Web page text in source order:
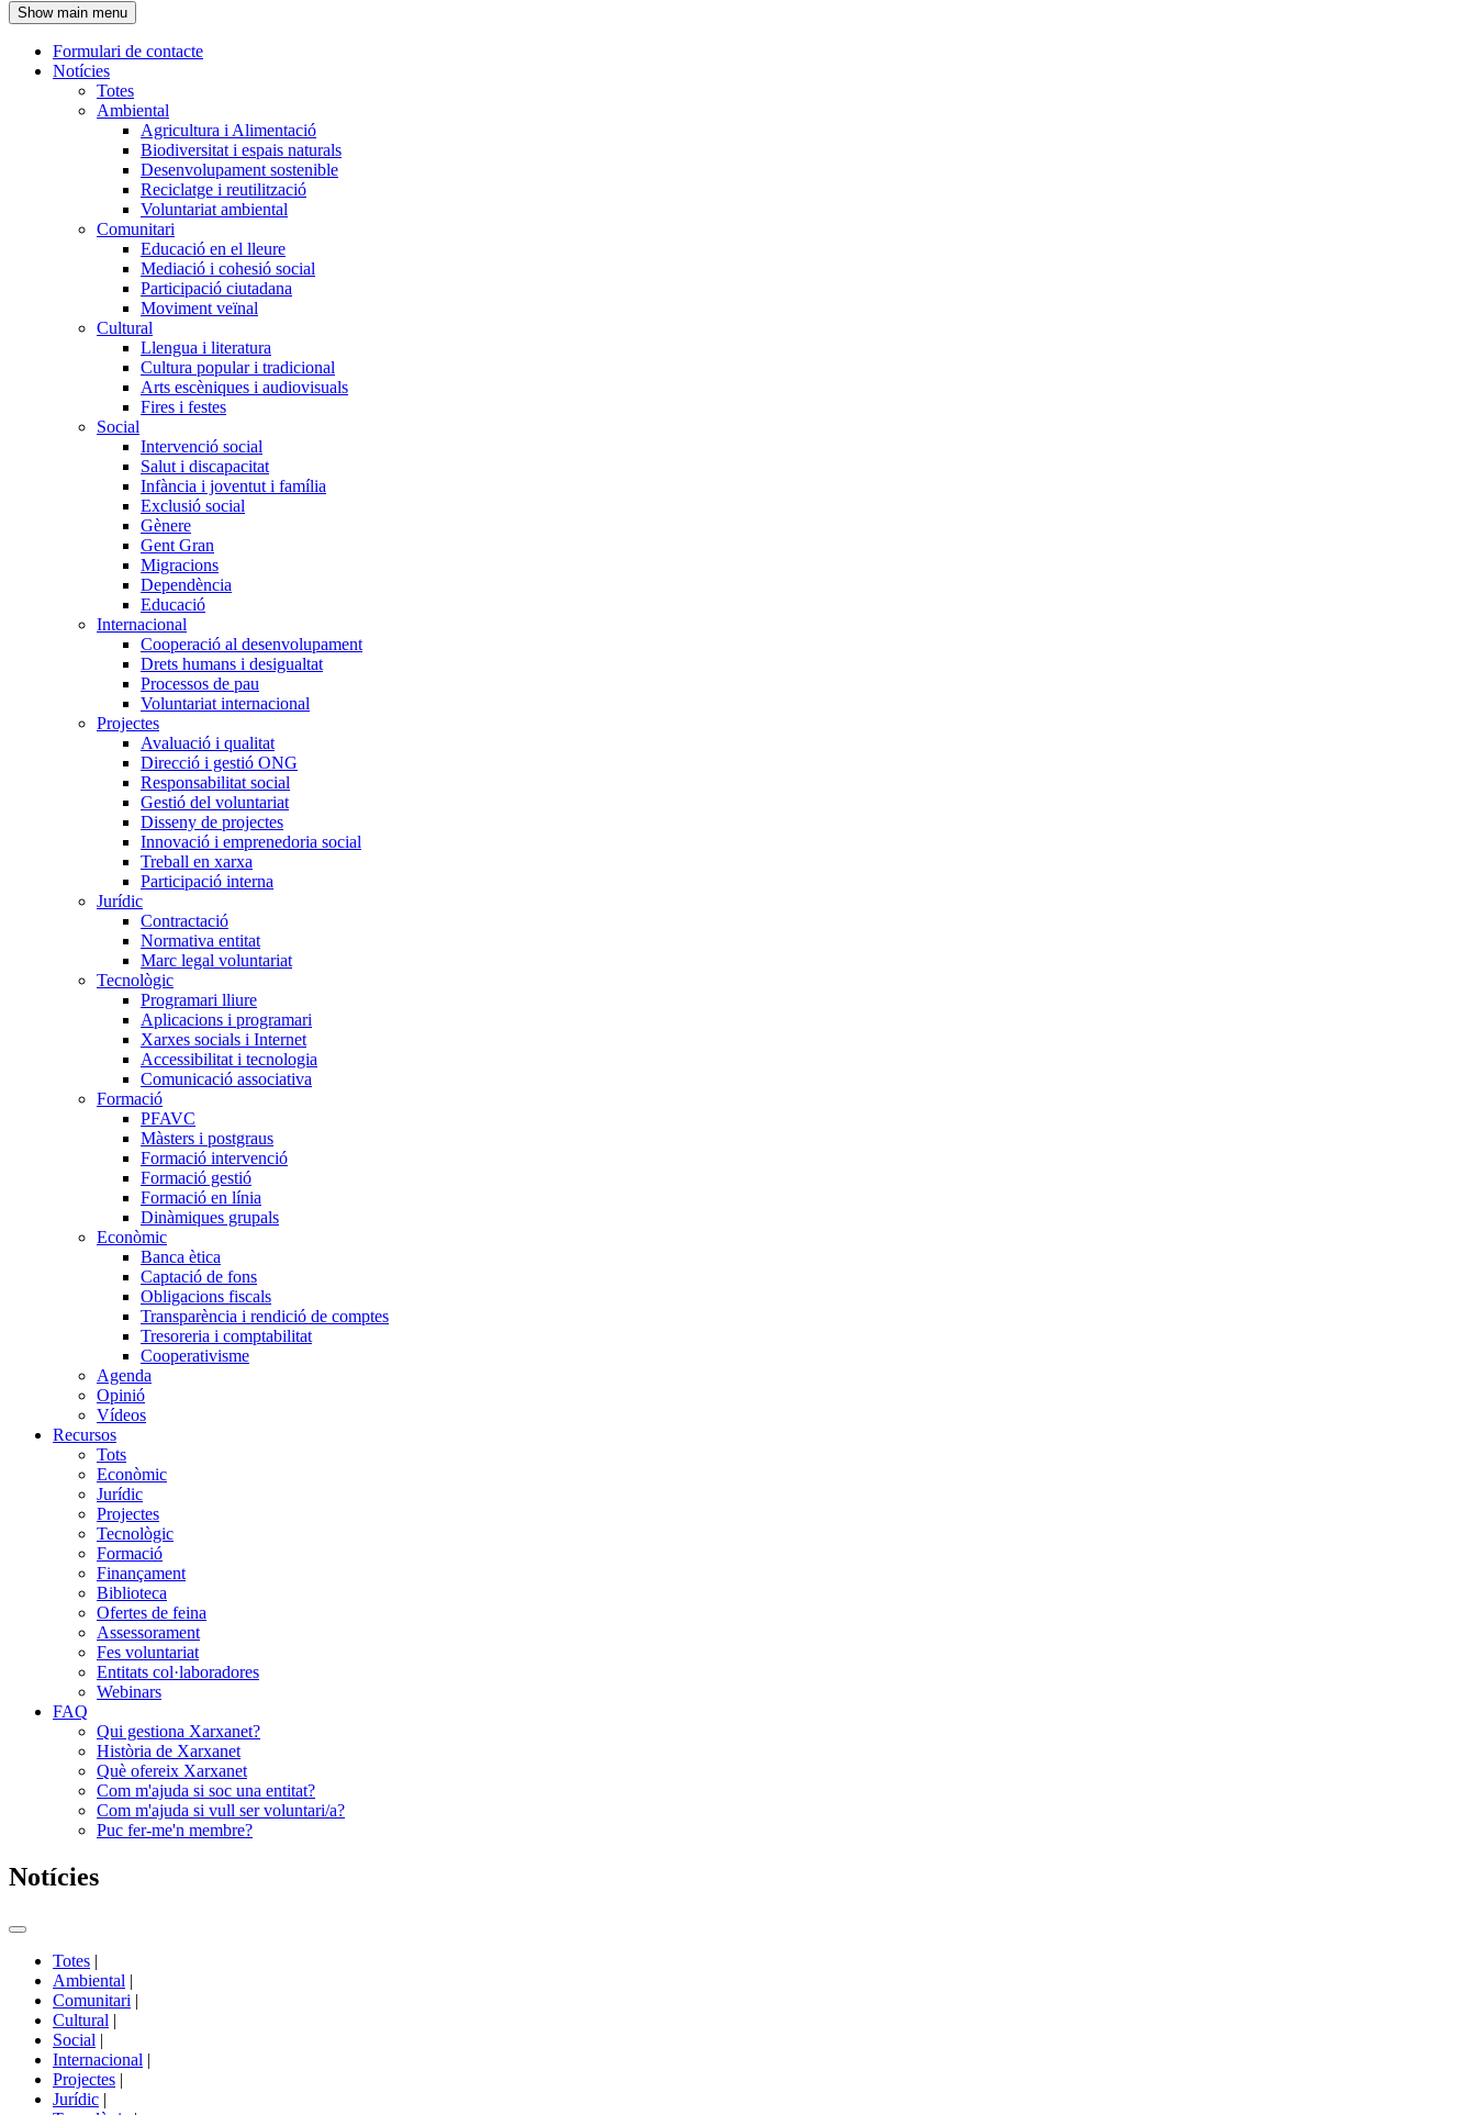
l'encapçalament
Show main menu
Navegació
principal
Formulari de contacte
Notícies
Totes
Ambiental
Agricultura i Alimentació
Biodiversitat i espais naturals
Desenvolupament sostenible
Reciclatge i reutilització
Voluntariat ambiental
Comunitari
Educació en el lleure
Mediació i cohesió social
Participació ciutadana
Moviment veïnal
Cultural
Llengua i literatura
Cultura popular i tradicional
Arts escèniques i audiovisuals
Fires i festes
Social
Intervenció social
Salut i discapacitat
Infància i joventut i família
Exclusió social
Gènere
Gent Gran
Migracions
Dependència
Educació
Internacional
Cooperació al desenvolupament
Drets humans i desigualtat
Processos de pau
Voluntariat internacional
Projectes
Avaluació i qualitat
Direcció i gestió ONG
Responsabilitat social
Gestió del voluntariat
Disseny de projectes
Innovació i emprenedoria social
Treball en xarxa
Participació interna
Jurídic
Contractació
Normativa entitat
Marc legal voluntariat
Tecnològic
Programari lliure
Aplicacions i programari
Xarxes socials i Internet
Accessibilitat i tecnologia
Comunicació associativa
Formació
PFAVC
Màsters i postgraus
Formació intervenció
Formació gestió
Formació en línia
Dinàmiques grupals
Econòmic
Banca ètica
Captació de fons
Obligacions fiscals
Transparència i rendició de comptes
Tresoreria i comptabilitat
Cooperativisme
Agenda
Opinió
Vídeos
Recursos
Tots
Econòmic
Jurídic
Projectes
Tecnològic
Formació
Finançament
Biblioteca
Ofertes de feina
Assessorament
Fes voluntariat
Entitats col·laboradores
Webinars
FAQ
Qui gestiona Xarxanet?
Història de Xarxanet
Què ofereix Xarxanet
Com m'ajuda si soc una entitat?
Com m'ajuda si vull ser voluntari/a?
Puc fer-me'n membre?
Notícies
Commutador
portals
Totes |
Ambiental |
Comunitari |
Cultural |
Social |
Internacional |
Projectes |
Jurídic |